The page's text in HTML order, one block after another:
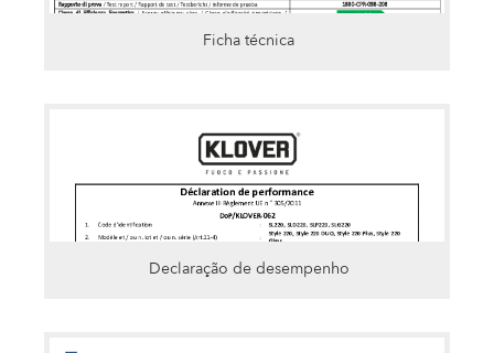
Ficha técnica
Declaração de desempenho